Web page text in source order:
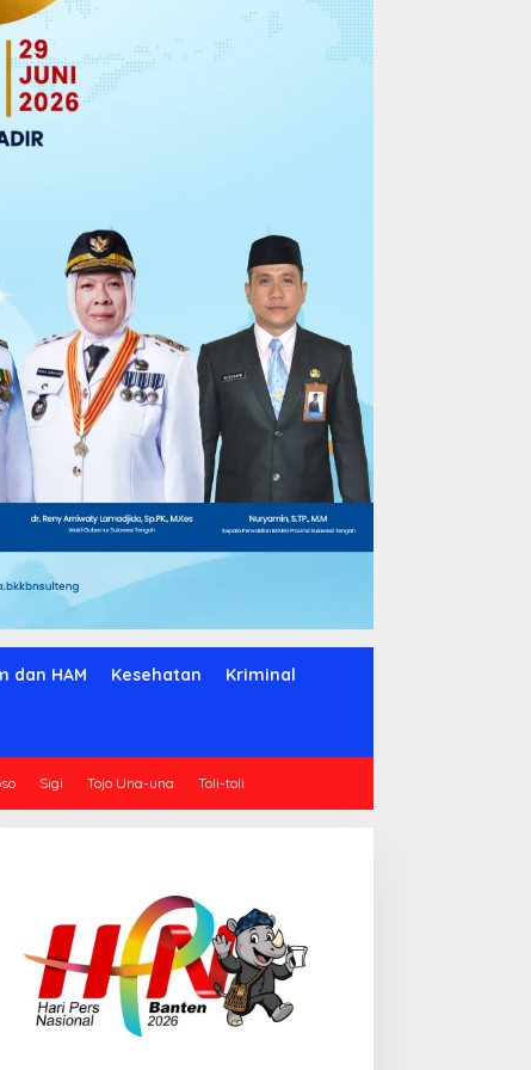
dan HAM Kesehatan Kriminal
Sigi Tojo Una-una Toli-toli